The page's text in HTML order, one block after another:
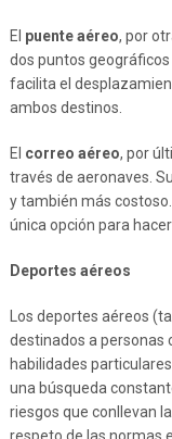
El puente aéreo, por
dos puntos
facilita el
ambos destinos.
El correo aéreo, por
través de aeronaves.
y también más
única opción para
Deportes aéreos
Los deportes aéreos
destinados a personas
habilidades
una búsqueda
riesgos que conllevan